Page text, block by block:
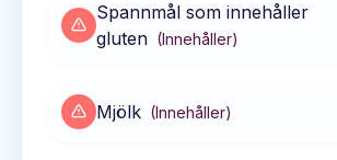
Spannmål som innehåller
gluten (Innehåller)
Mjölk (Innehåller)